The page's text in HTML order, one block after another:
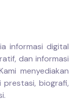
informasi digital
dan informasi
menyediakan
biografi,